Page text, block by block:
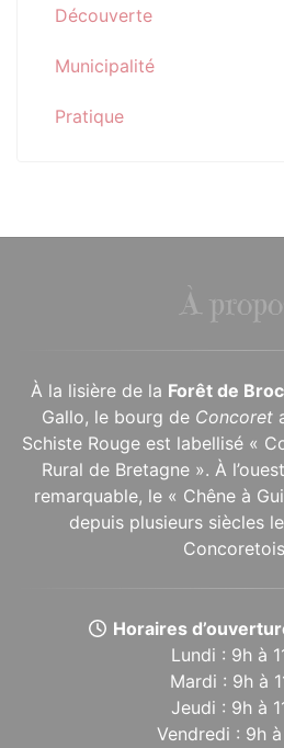
Découverte
Municipalité
Pratique
À
À la lisière de la Forêt de
Gallo, le bourg de Concoret
Schiste Rouge est labellisé «
Rural de Bretagne ». À
remarquable, le « Chêne à
depuis plusieurs siècles
Horaires
Lundi : 9h à
Mardi : 9h à
Jeudi : 9h à
Vendredi : 9h à